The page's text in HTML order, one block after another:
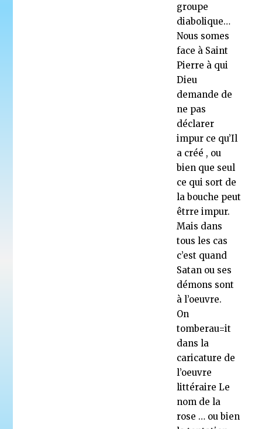
groupe
diabolique…
Nous somes
face à Saint
Pierre à qui
Dieu
demande de
ne pas
déclarer
impur ce qu’Il
a créé , ou
bien que seul
ce qui sort de
la bouche peut
êtrre impur.
Mais dans
tous les cas
c’est quand
Satan ou ses
démons sont
à l’oeuvre.
On
tomberau=it
dans la
caricature de
l’oeuvre
littéraire Le
nom de la
rose … ou bien